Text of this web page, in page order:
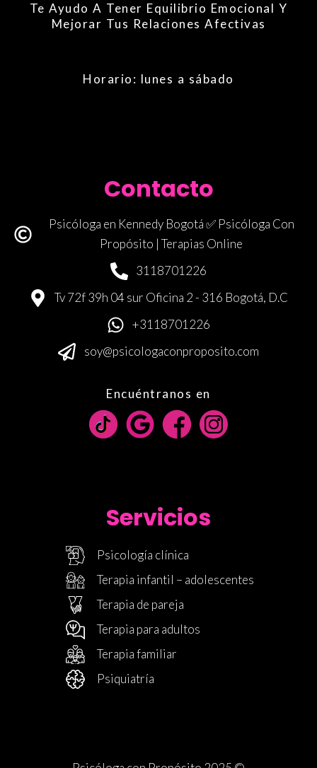
Te Ayudo A Tener Equilibrio Emocional Y
Mejorar Tus Relaciones Afectivas
Horario: lunes a sábado
Contacto
Psicóloga en Kennedy Bogotá ✅ Psicóloga Con
Propósito | Terapias Online
3118701226
Tv 72f 39h 04 sur Oficina 2 - 316 Bogotá, D.C
+3118701226
soy@psicologaconproposito.com
Encuéntranos en
Servicios
Psicología clínica
Terapia infantil – adolescentes
Terapia de pareja
Terapia para adultos
Terapia familiar
Psiquiatría